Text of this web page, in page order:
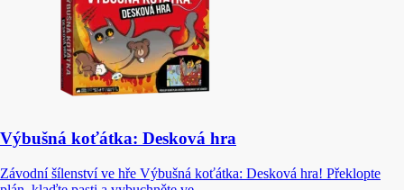
Výbušná koťátka: Desková hra
Závodní šílenství ve hře Výbušná koťátka: Desková hra! Překlopte